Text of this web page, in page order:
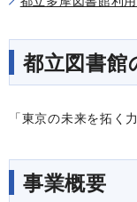
都立図書館
「東京の未来を拓
事業概要